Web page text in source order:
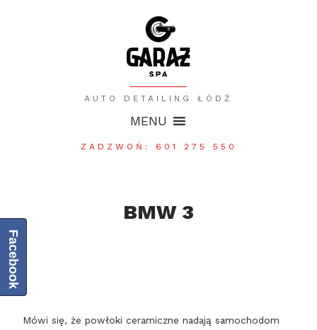
AUTO DETAILING ŁÓDŹ
MENU
ZADZWOŃ: 601 275 550
BMW 3
Mówi się, że powłoki ceramiczne nadają samochodom
Facebook